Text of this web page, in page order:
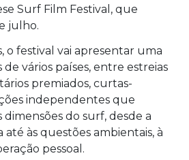
Surf Film Festival, que
julho.
o festival vai apresentar uma
vários países, entre estreias
premiados, curtas-
independentes que
do surf, desde a
às questões ambientais, à
pessoal.